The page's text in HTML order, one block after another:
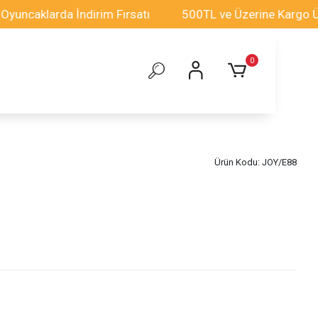
İndirim Fırsatı 500TL ve Üzerine Kargo
0
Ürün Kodu: JOY/E88